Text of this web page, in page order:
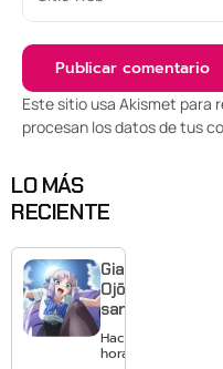
Este sitio usa Akismet para
procesan los datos de tus
LO MÁS
RECIENTE
Giant
Ojō-
sama
revela
visual y
Hace 21
horas